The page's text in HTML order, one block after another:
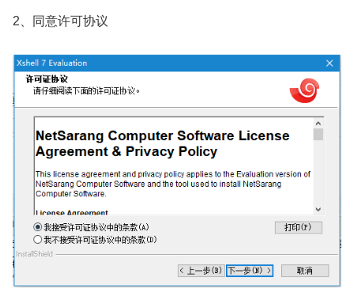
2、同意许可协议